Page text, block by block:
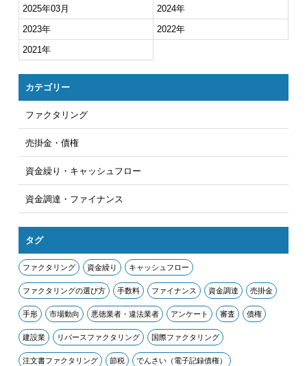
2025年03月
2024年
2023年
2022年
2021年
カテゴリー
ファクタリング
売掛金・債権
資金繰り・キャッシュフロー
資金調達・ファイナンス
タグ
ファクタリング 資金繰り キャッシュフロー
ファクタリングの選び方 手数料 ファイナンス 資金調達 売掛金
手形 市場動向 悪徳業者・違法業者 アンケート 審査 債権
建設業 リバースファクタリング 国際ファクタリング
注文書ファクタリング 節税 でんさい（電子記録債権）